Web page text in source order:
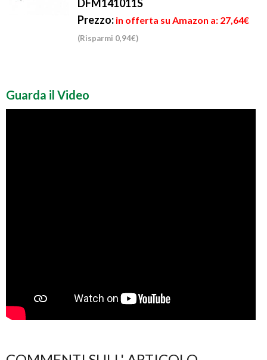
DFM141011S
Prezzo: in offerta su Amazon a: 27,64€
(Risparmi 0,94€)
Guarda il Video